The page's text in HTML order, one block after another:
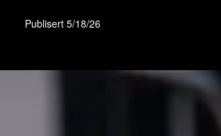
Publisert 5/18/26